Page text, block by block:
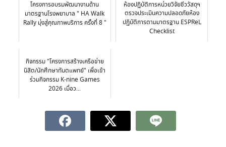
โครงการอบรมพัฒนางานด้าน
มาตรฐานโรงพยาบาล " HA Walk
Rally มุ่งสู่คุณภาพบริการ ครั้งที่ 8 "
ห้องปฏิบัติการหน่วยวิจัยชีววัสดุฯ
ตรวจประเมินความปลอดภัยห้อง
ปฏิบัติการตามมาตรฐาน ESPReL
Checklist
กิจกรรม "โครงการสร้างเครือข่าย
นิสิต/นักศึกษาทันตแพทย์" เพื่อเข้า
ร่วมกิจกรรม K-nine Games
2026 เมื่อว...